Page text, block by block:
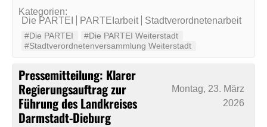
Kategorien:
Die PARTEI
PARTEIarbeit Stadtverordnetenarbeit
#Die PARTEI
#Die PARTEI Weiterstadt
#Stadtverordnetenversammlung Weiterstadt
Pressemitteilung: Klarer
Regierungsauftrag zur
Führung des Landkreises
Darmstadt-Dieburg
Montag, 23. März
2026